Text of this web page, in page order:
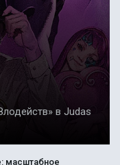
в Judas
масштабное